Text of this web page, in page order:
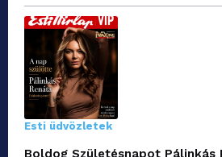
Esti üdvözletek
Boldog Születésnapot Pálinkás